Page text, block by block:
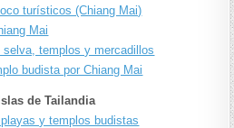
turísticos (Chiang Mai)
Mai
templos y mercadillos
budista por Chiang Mai
de Tailandia
y templos budistas